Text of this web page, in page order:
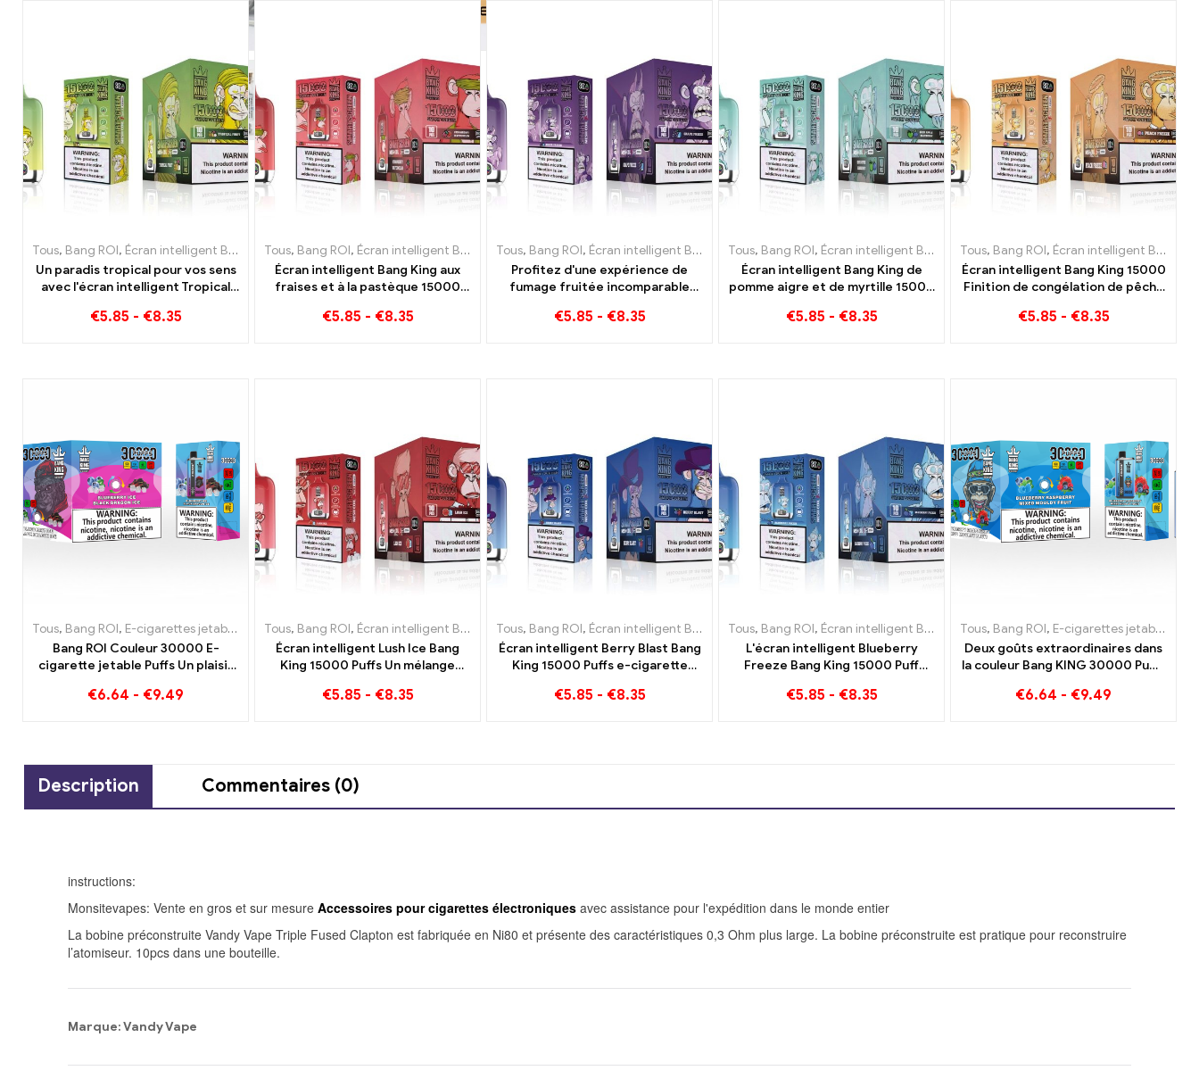
Tous, Bang ROI, Écran intelligent Bang King 15000 Bouffée ,E-cigarettes jetables Lituanie,E-cigarettes jetables Luxembourg,E-cigarettes jetables Pays-Bas ,E-cigarettes jetables Autriche,E-cigarettes
Un paradis tropical pour vos sens
avec l'écran intelligent Tropical
€5.85 - €8.35
Tous, Bang ROI, Écran intelligent Bang King 15000 Bouffée ,E-cigarettes jetables Lituanie,E-cigarettes jetables Luxembourg,E-cigarettes jetables Pays-Bas ,E-
Écran intelligent Bang King aux
fraises et à la pastèque 15000
des fruits
€5.85 - €8.35
Tous, Bang ROI, Écran intelligent Bang King 15000 Bouffée ,E-cigarettes jetables Lituanie,E-cigarettes jetables
Profitez d'une expérience de
fumage fruitée incomparable
Screen 15000 Bouffée
€5.85 - €8.35
Tous, Bang ROI, Écran intelligent Bang King 15000 Bouffée ,E-cigarettes jetables
Écran intelligent Bang King de
pomme aigre et de myrtille 15000
incomparable pleine de saveurs
€5.85 - €8.35
Tous, Bang ROI, Écran intelligent Bang King 15000 Bouffée
Écran intelligent Bang King 15000
Finition de congélation de pêche
€5.85 - €8.35
Tous, Bang ROI, E-cigarettes jetables Lituanie , E-cigarettes jetables Luxembourg E-cigarettes jetables Pays-Bas,E-cigarettes jetables Autriche,E-cigarettes jetables Pologne,Cigarettes électroniques
Bang ROI Couleur 30000 E-
cigarette jetable Puffs Un plaisir
Blueberry Ice et Black Dragon Ice
€6.64 - €9.49
Tous, Bang ROI, Écran intelligent Bang King 15000 Bouffée ,E-cigarettes jetables Suède ,E-cigarettes jetables Slovaquie E-cigarettes jetables Slovénie, E-cigarettes
Écran intelligent Lush Ice Bang
King 15000 Puffs Un mélange
pastèque et de menthe
€5.85 - €8.35
Tous, Bang ROI, Écran intelligent Bang King 15000 Bouffée ,E-cigarettes jetables Lituanie,E-cigarettes jetables
Écran intelligent Berry Blast Bang
King 15000 Puffs e-cigarette
€5.85 - €8.35
Tous, Bang ROI, Écran intelligent Bang King 15000 Bouffée ,E-cigarettes jetables
L'écran intelligent Blueberry
Freeze Bang King 15000 Puff
€5.85 - €8.35
Tous, Bang ROI, E-cigarettes jetables Lituanie
Deux goûts extraordinaires dans
la couleur Bang KING 30000 Puffs
Fruits mélangés et moisis
€6.64 - €9.49
Description Commentaires (0)
instructions:
Monsitevapes: Vente en gros et sur mesure Accessoires pour cigarettes électroniques avec assistance pour l'expédition dans le monde entier
La bobine préconstruite Vandy Vape Triple Fused Clapton est fabriquée en Ni80 et présente des caractéristiques 0,3 Ohm plus large. La bobine préconstruite est pratique pour reconstruire
l’atomiseur. 10pcs dans une bouteille.
Marque: Vandy Vape